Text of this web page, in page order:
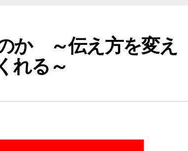
か ～伝え方を変え
れる～